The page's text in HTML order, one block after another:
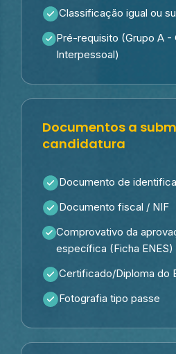
Classificação igual ou
Pré-requisito (Grupo A -
Interpessoal)
Documentos a
candidatura
Documento de
Documento fiscal / NIF
Comprovativo da
específica (Ficha ENES)
Certificado/Diploma do
Fotografia tipo passe